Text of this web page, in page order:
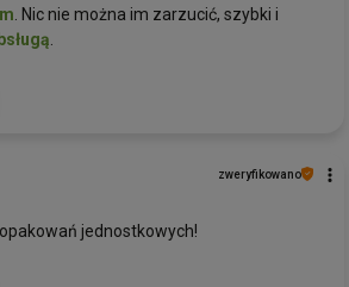
. Nic nie można im zarzucić, szybki i
zweryfikowano
jednostkowych!